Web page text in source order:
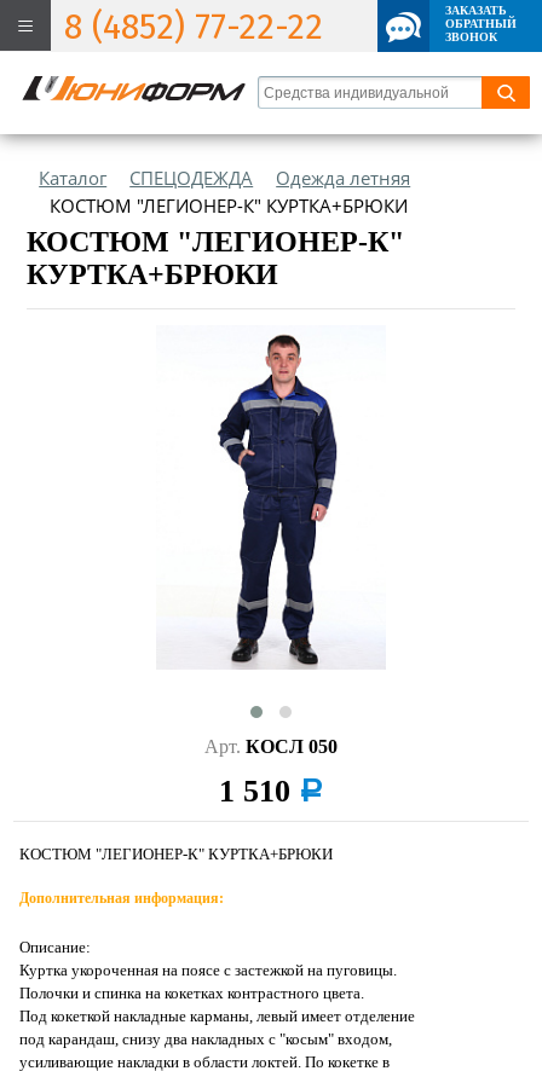
8 (4852) 77-22-22
ЗАКАЗАТЬ
ОБРАТНЫЙ
ЗВОНОК
Каталог СПЕЦОДЕЖДА
Одежда летняя
КОСТЮМ "ЛЕГИОНЕР-К" КУРТКА+БРЮКИ
КОСТЮМ "ЛЕГИОНЕР-К"
КУРТКА+БРЮКИ
Арт. КОСЛ 050
1 510 a
КОСТЮМ "ЛЕГИОНЕР-К" КУРТКА+БРЮКИ
Дополнительная информация:
Описание:
Куртка укороченная на поясе с застежкой на пуговицы.
Полочки и спинка на кокетках контрастного цвета.
Под кокеткой накладные карманы, левый имеет отделение
под карандаш, снизу два накладных с "косым" входом,
усиливающие накладки в области локтей. По кокетке в